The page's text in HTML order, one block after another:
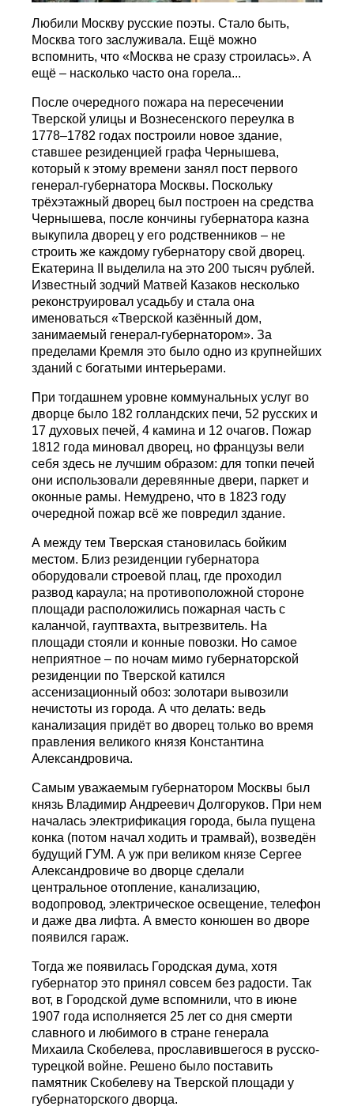
Любили Москву русские поэты. Стало быть,
Москва того заслуживала. Ещё можно
вспомнить, что «Москва не сразу строилась». А
ещё – насколько часто она горела...
После очередного пожара на пересечении
Тверской улицы и Вознесенского переулка в
1778–1782 годах построили новое здание,
ставшее резиденцией графа Чернышева,
который к этому времени занял пост первого
генерал-губернатора Москвы. Поскольку
трёхэтажный дворец был построен на средства
Чернышева, после кончины губернатора казна
выкупила дворец у его родственников – не
строить же каждому губернатору свой дворец.
Екатерина II выделила на это 200 тысяч рублей.
Известный зодчий Матвей Казаков несколько
реконструировал усадьбу и стала она
именоваться «Тверской казённый дом,
занимаемый генерал-губернатором». За
пределами Кремля это было одно из крупнейших
зданий с богатыми интерьерами.
При тогдашнем уровне коммунальных услуг во
дворце было 182 голландских печи, 52 русских и
17 духовых печей, 4 камина и 12 очагов. Пожар
1812 года миновал дворец, но французы вели
себя здесь не лучшим образом: для топки печей
они использовали деревянные двери, паркет и
оконные рамы. Немудрено, что в 1823 году
очередной пожар всё же повредил здание.
А между тем Тверская становилась бойким
местом. Близ резиденции губернатора
оборудовали строевой плац, где проходил
развод караула; на противоположной стороне
площади расположились пожарная часть с
каланчой, гауптвахта, вытрезвитель. На
площади стояли и конные повозки. Но самое
неприятное – по ночам мимо губернаторской
резиденции по Тверской катился
ассенизационный обоз: золотари вывозили
нечистоты из города. А что делать: ведь
канализация придёт во дворец только во время
правления великого князя Константина
Александровича.
Самым уважаемым губернатором Москвы был
князь Владимир Андреевич Долгоруков. При нем
началась электрификация города, была пущена
конка (потом начал ходить и трамвай), возведён
будущий ГУМ. А уж при великом князе Сергее
Александровиче во дворце сделали
центральное отопление, канализацию,
водопровод, электрическое освещение, телефон
и даже два лифта. А вместо конюшен во дворе
появился гараж.
Тогда же появилась Городская дума, хотя
губернатор это принял совсем без радости. Так
вот, в Городской думе вспомнили, что в июне
1907 года исполняется 25 лет со дня смерти
славного и любимого в стране генерала
Михаила Скобелева, прославившегося в русско-
турецкой войне. Решено было поставить
памятник Скобелеву на Тверской площади у
губернаторского дворца.